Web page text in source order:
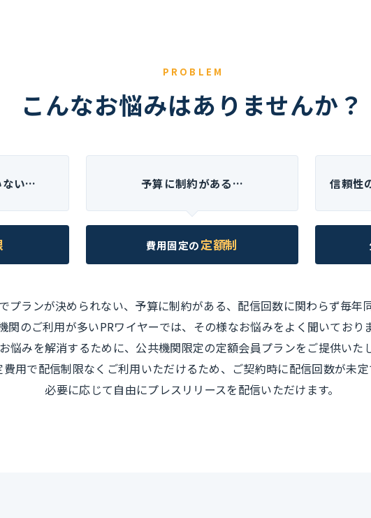
PROBLEM
こんなお悩みはありませんか？
ない… 予算に制約がある…
費用固定の定額制
信頼性
プランが決められない、予算に制約がある、配信回数に関わらず毎年
関のご利用が多いPRワイヤーでは、その様なお悩みをよく聞いており
悩みを解消するために、公共機関限定の定額会員プランをご提供いた
費用で配信制限なくご利用いただけるため、ご契約時に配信回数が未定
必要に応じて自由にプレスリリースを配信いただけます。